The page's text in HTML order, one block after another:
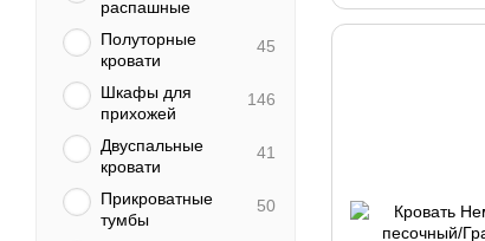
распашные
Полуторные
кровати
45
Шкафы для
прихожей
146
Двуспальные
кровати
41
Прикроватные
тумбы
50